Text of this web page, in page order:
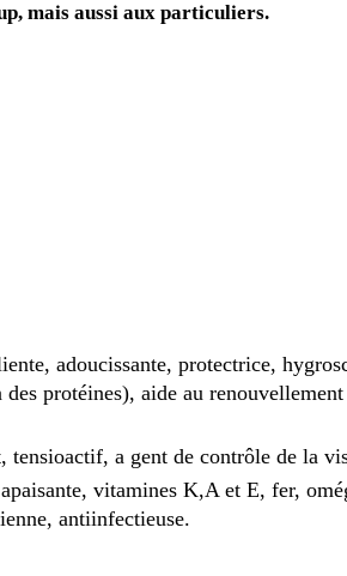
mais aussi aux particuliers.
adoucissante, protectrice,
protéines), aide au
tensioactif, a gent de contrôle de la
vitamines K,A et E, fer,
antiinfectieuse.